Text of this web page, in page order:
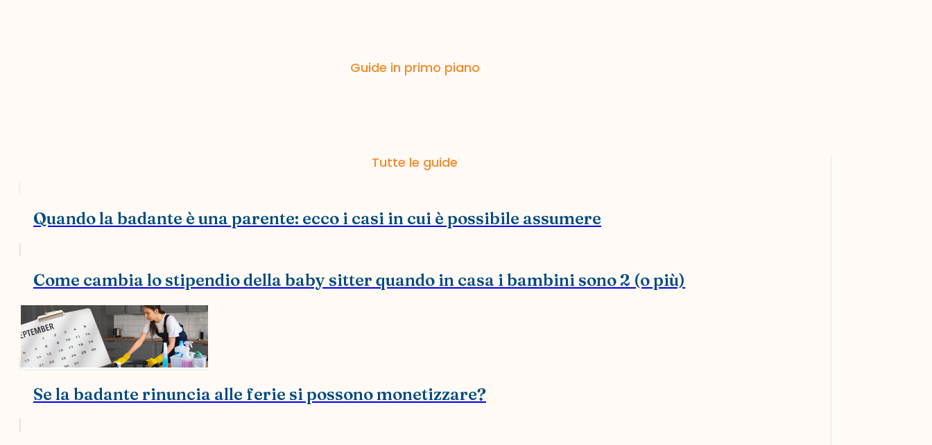
Guide in primo piano
Tutte le guide
Quando la badante è una parente: ecco i casi in cui è possibile assumere
Come cambia lo stipendio della baby sitter quando in casa i bambini sono 2 (o più)
Se la badante rinuncia alle ferie si possono monetizzare?